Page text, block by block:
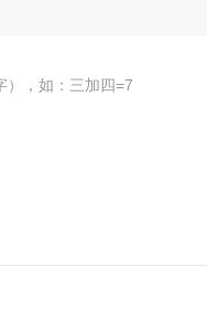
），如：三加四=7